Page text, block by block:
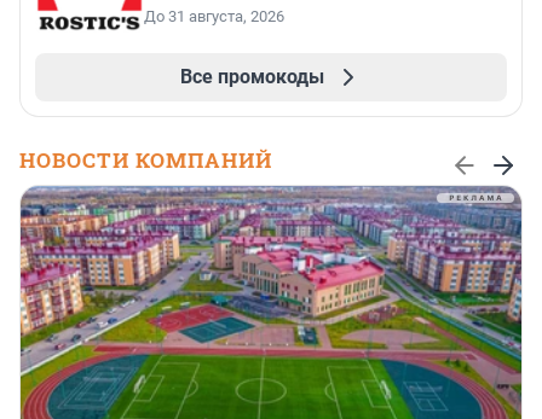
До 31 августа, 2026
Все промокоды
НОВОСТИ КОМПАНИЙ